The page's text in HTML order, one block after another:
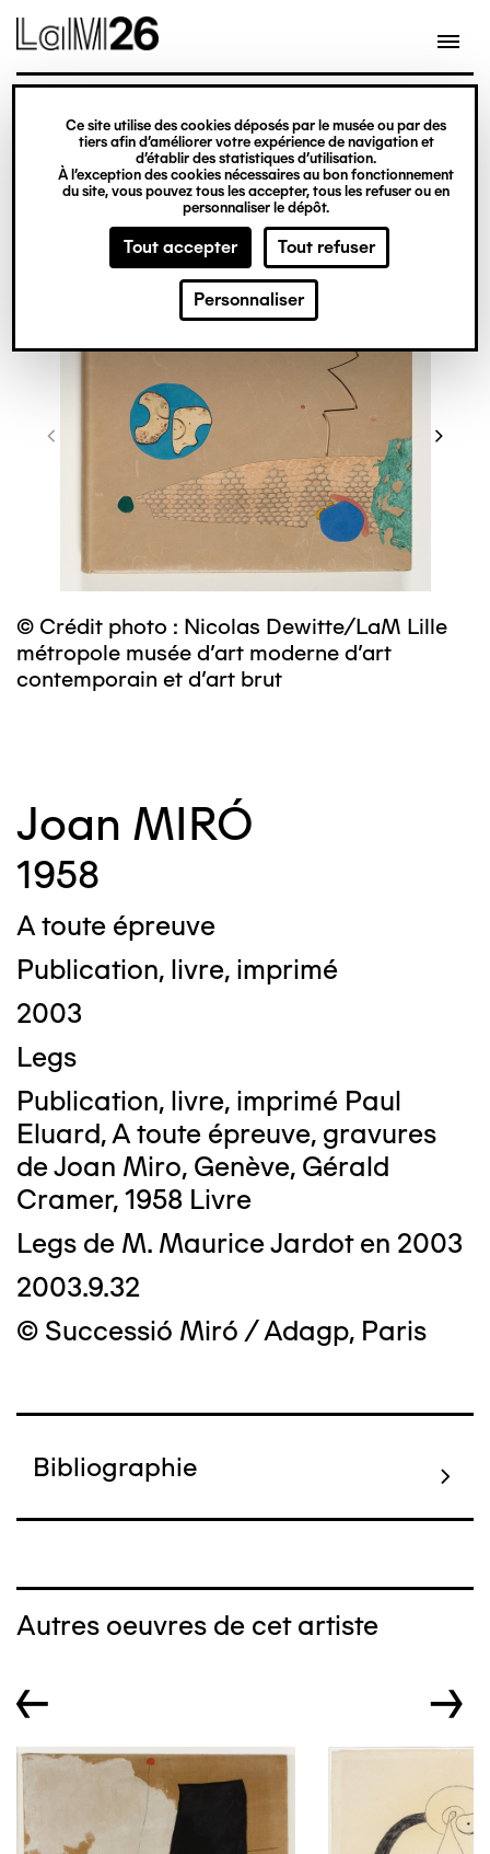
Gestion des cookies
Ce site utilise des cookies déposés par le musée ou par des
tiers afin d’améliorer votre expérience de navigation et
d’établir des statistiques d’utilisation.
À l’exception des cookies nécessaires au bon fonctionnement
du site, vous pouvez tous les accepter, tous les refuser ou en
personnaliser le dépôt.
Tout accepter Tout refuser
Personnaliser
contenu
© Crédit photo : Nicolas Dewitte/LaM Lille
métropole musée d’art moderne d’art
contemporain et d’art brut
Joan MIRÓ
1958
A toute épreuve
Publication, livre, imprimé
2003
Legs
Publication, livre, imprimé Paul
Eluard, A toute épreuve, gravures
de Joan Miro, Genève, Gérald
Cramer, 1958 Livre
Legs de M. Maurice Jardot en 2003
2003.9.32
© Successió Miró / Adagp, Paris
Bibliographie
Autres oeuvres de cet artiste
← →